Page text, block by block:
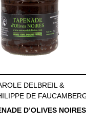
DELBREIL &
DE
D’OLIVES NOIRES